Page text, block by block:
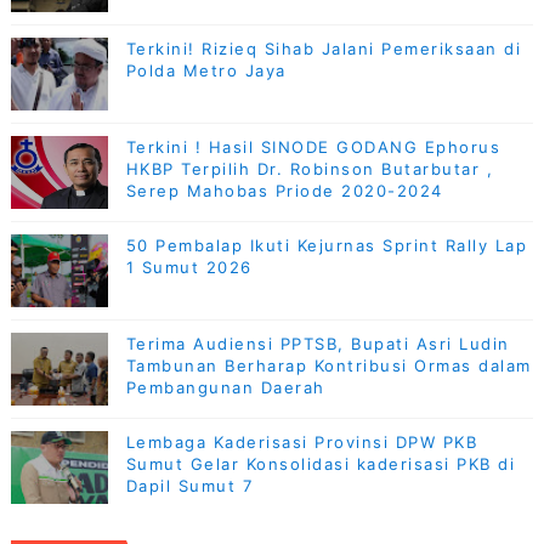
Terkini! Rizieq Sihab Jalani Pemeriksaan di
Polda Metro Jaya
Terkini ! Hasil SINODE GODANG Ephorus
HKBP Terpilih Dr. Robinson Butarbutar ,
Serep Mahobas Priode 2020-2024
50 Pembalap Ikuti Kejurnas Sprint Rally Lap
1 Sumut 2026
Terima Audiensi PPTSB, Bupati Asri Ludin
Tambunan Berharap Kontribusi Ormas dalam
Pembangunan Daerah
Lembaga Kaderisasi Provinsi DPW PKB
Sumut Gelar Konsolidasi kaderisasi PKB di
Dapil Sumut 7